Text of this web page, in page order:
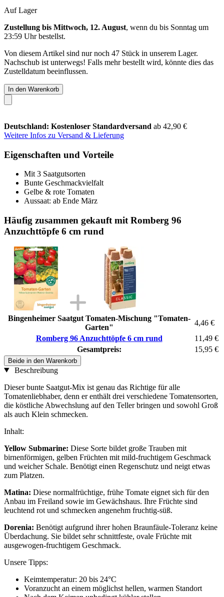
Auf Lager
Zustellung bis Mittwoch, 12. August, wenn du bis Sonntag um
23:59 Uhrbestellst.
Von diesem Artikel sind nur noch 47 Stück in unserem Lager.
Nachschub ist unterwegs! Falls mehr bestellt wird, könnte dies das
Zustelldatum beeinflussen.
In den Warenkorb
Deutschland: Kostenloser Standardversand ab 42,90 €
Weitere Infos zu Versand & Lieferung
Eigenschaften und Vorteile
Mit 3 Saatgutsorten
Bunte Geschmackvielfalt
Gelbe & rote Tomaten
Aussaat: ab Ende März
Häufig zusammen gekauft mit Romberg 96
Anzuchttöpfe 6 cm rund
Bingenheimer Saatgut Tomaten-Mischung "Tomaten-
Garten"
4,46 €
Romberg 96 Anzuchttöpfe 6 cm rund
11,49 €
Gesamtpreis:
15,95 €
Beide in den Warenkorb
Beschreibung
Dieser bunte Saatgut-Mix ist genau das Richtige für alle
Tomatenliebhaber, denn er enthält drei verschiedene Tomatensorten,
die köstliche Abwechslung auf den Teller bringen und sowohl Groß
als auch Klein schmecken.
Inhalt:
Yellow Submarine: Diese Sorte bildet große Trauben mit
birnenförmigen, gelben Früchten mit mild-fruchtigem Geschmack
und weicher Schale. Benötigt einen Regenschutz und neigt etwas
zum Platzen.
Matina: Diese normalfrüchtige, frühe Tomate eignet sich für den
Anbau im Freiland sowie im Gewächshaus. Ihre Früchte sind
leuchtend rot und schmecken angenehm fruchtig-süß.
Dorenia: Benötigt aufgrund ihrer hohen Braunfäule-Toleranz keine
Überdachung. Sie bildet sehr schnittfeste, ovale Früchte mit
ausgewogen-fruchtigem Geschmack.
Unsere Tipps:
Keimtemperatur: 20 bis 24°C
Voranzucht an einem möglichst hellen, warmen Standort